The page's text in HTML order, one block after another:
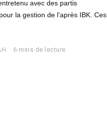
avec des partis
la gestion de l’après IBK. Ces
6 mins de lecture